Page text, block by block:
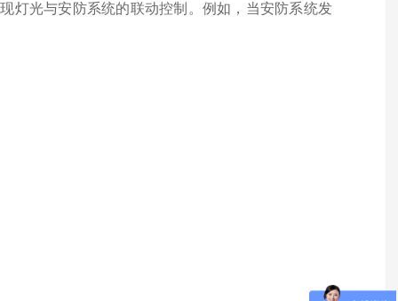
灯光与安防系统的联动控制。例如，当安防系统发